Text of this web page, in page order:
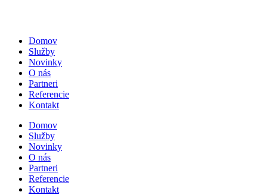
Domov
Služby
Novinky
O nás
Partneri
Referencie
Kontakt
Domov
Služby
Novinky
O nás
Partneri
Referencie
Kontakt